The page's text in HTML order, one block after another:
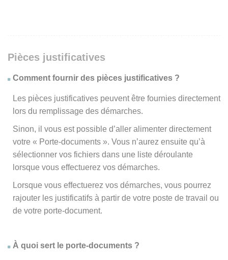
Pièces justificatives
Comment fournir des pièces justificatives ?
Les pièces justificatives peuvent être fournies directement
lors du remplissage des démarches.
Sinon, il vous est possible d’aller alimenter directement
votre « Porte-documents ». Vous n’aurez ensuite qu’à
sélectionner vos fichiers dans une liste déroulante
lorsque vous effectuerez vos démarches.
Lorsque vous effectuerez vos démarches, vous pourrez
rajouter les justificatifs à partir de votre poste de travail ou
de votre porte-document.
À quoi sert le porte-documents ?